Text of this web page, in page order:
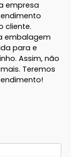
empresa
cliente.
embalagem
para e
Assim, não
Teremos